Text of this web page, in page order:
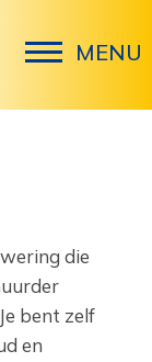
MENU
die
bent zelf
en